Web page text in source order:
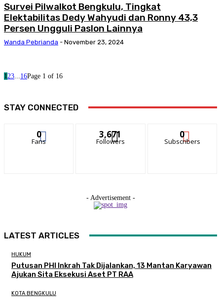
Survei Pilwalkot Bengkulu, Tingkat
Elektabilitas Dedy Wahyudi dan Ronny 43,3
Persen Ungguli Paslon Lainnya
Wanda Pebrianda - November 23, 2024
1 23 16Page 1 of 16
STAY CONNECTED
0
Fans
3,671
Followers
0
Subscribers
- Advertisement -
LATEST ARTICLES
HUKUM
Putusan PHI Inkrah Tak Dijalankan, 13 Mantan Karyawan
Ajukan Sita Eksekusi Aset PT RAA
KOTA BENGKULU